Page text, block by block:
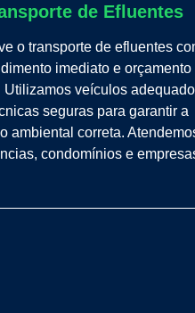
de Efluentes
o transporte de efluentes
imediato e orçamento
Utilizamos veículos
seguras para garantir a
ambiental correta.
condomínios e